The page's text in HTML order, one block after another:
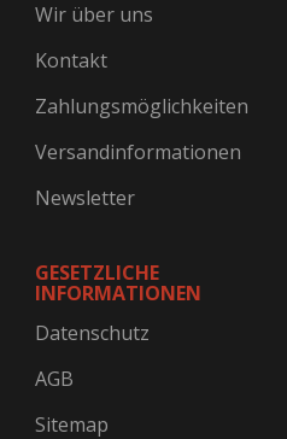
Wir über uns
Kontakt
Zahlungsmöglichkeiten
Versandinformationen
Newsletter
GESETZLICHE
INFORMATIONEN
Datenschutz
AGB
Sitemap